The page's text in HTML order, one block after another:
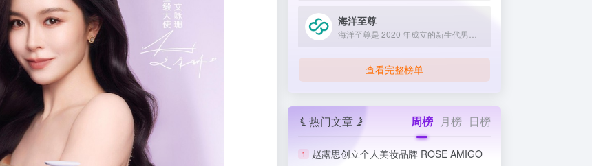
海洋至尊
查看完整榜单
热门文章 周榜 月榜 日榜
1 赵露思创立个人美妆品牌 ROSE AMIGO